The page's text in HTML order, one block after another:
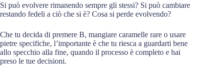
Si può evolvere rimanendo sempre gli stessi? Si può cambiare
restando fedeli a ciò che si è? Cosa si perde evolvendo?
Che tu decida di premere B, mangiare caramelle rare o usare
pietre specifiche, l’importante è che tu riesca a guardarti bene
allo specchio alla fine, quando il processo è completo e hai
preso le tue decisioni.